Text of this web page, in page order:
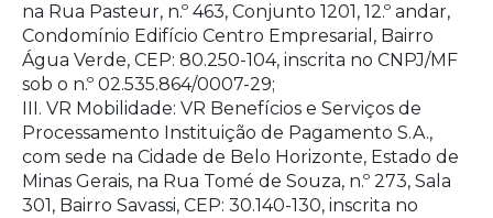
na Rua Pasteur, n.º 463, Conjunto 1201, 12.º andar,
Condomínio Edifício Centro Empresarial, Bairro
Água Verde, CEP: 80.250-104, inscrita no CNPJ/MF
sob o n.º 02.535.864/0007-29;
III. VR Mobilidade: VR Benefícios e Serviços de
Processamento Instituição de Pagamento S.A.,
com sede na Cidade de Belo Horizonte, Estado de
Minas Gerais, na Rua Tomé de Souza, n.º 273, Sala
301, Bairro Savassi, CEP: 30.140-130, inscrita no